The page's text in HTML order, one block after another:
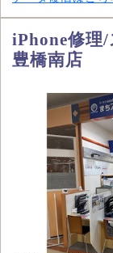
iPhone修理
豊橋南店